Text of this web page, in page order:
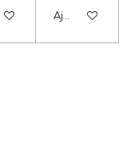
au panierAjouter au